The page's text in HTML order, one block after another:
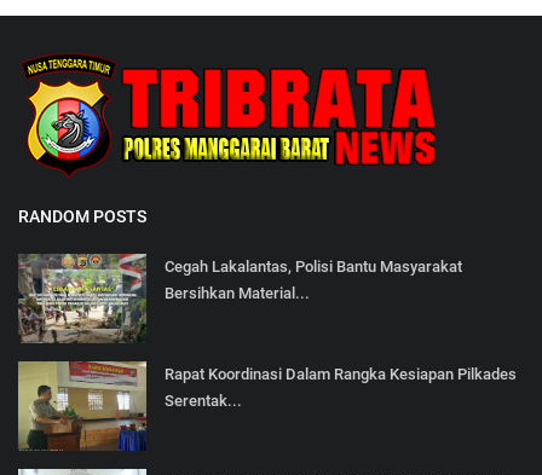
RANDOM POSTS
Cegah Lakalantas, Polisi Bantu Masyarakat
Bersihkan Material...
Rapat Koordinasi Dalam Rangka Kesiapan Pilkades
Serentak...